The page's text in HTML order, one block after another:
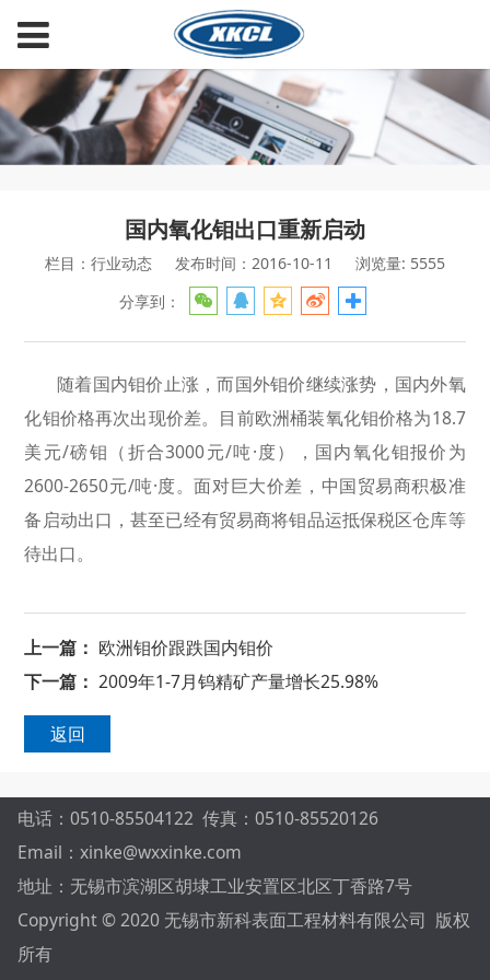
国内氧化钼出口重新启动
栏目：行业动态 发布时间：2016-10-11
浏览量: 5555
分享到：
随着国内钼价止涨，而国外钼价继续涨势，国内外氧
化钼价格再次出现价差。目前欧洲桶装氧化钼价格为18.7
美元/磅钼（折合3000元/吨·度），国内氧化钼报价为
2600-2650元/吨·度。面对巨大价差，中国贸易商积极准
备启动出口，甚至已经有贸易商将钼品运抵保税区仓库等
待出口。
上一篇： 欧洲钼价跟跌国内钼价
下一篇：2009年1-7月钨精矿产量增长25.98%
返回
电话：0510-85504122 传真：0510-85520126
Email：xinke@wxxinke.com
地址：无锡市滨湖区胡埭工业安置区北区丁香路7号
Copyright © 2020 无锡市新科表面工程材料有限公司 版权
所有